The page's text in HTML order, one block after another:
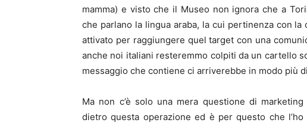
mamma) e visto che il Museo non ignora che a
che parlano la lingua araba, la cui pertinenza con
attivato per raggiungere quel target con una
anche noi italiani resteremmo colpiti da un cartello
messaggio che contiene ci arriverebbe in modo più
Ma non c’è solo una mera questione di marketing
dietro questa operazione ed è per questo che l’ho